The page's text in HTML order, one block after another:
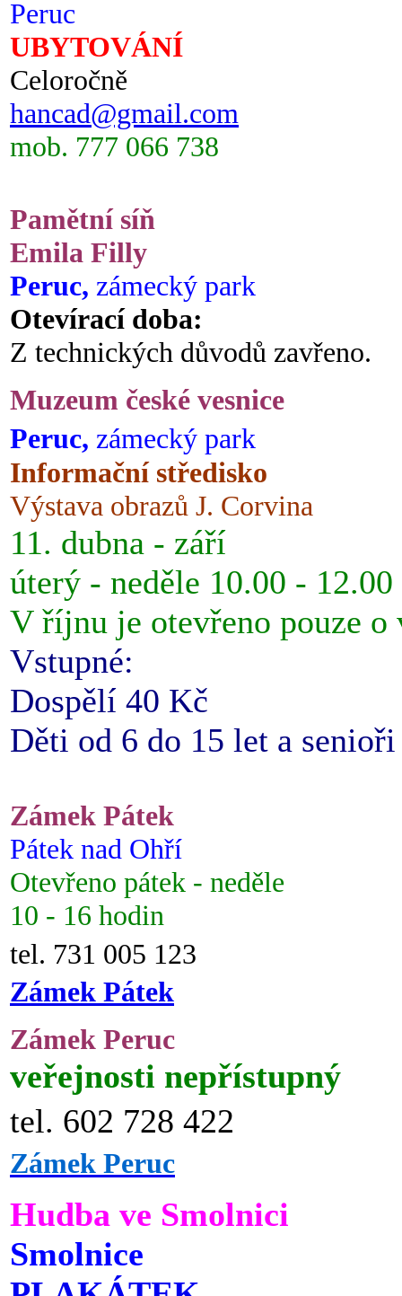
Peruc
UBYTOVÁNÍ
Celoročně
hancad@gmail.com
mob. 777 066 738
Pamětní síň
Emila Filly
Peruc, zámecký park
Otevírací doba:
Z technických důvodů zavřeno.
Muzeum české vesnice
Peruc, zámecký park
Informační středisko
Výstava obrazů J. Corvina
11. dubna - září
úterý - neděle 10.00 -
V říjnu je otevřeno pouze o
Vstupné:
Dospělí 40 Kč
Děti od 6 do 15 let a
Zámek Pátek
Pátek nad Ohří
Otevřeno pátek - neděle
10 - 16 hodin
tel. 731 005 123
Zámek Pátek
Zámek Peruc
veřejnosti nepřístupný
tel. 602 728 422
Zámek Peruc
Hudba ve Smolnici
Smolnice